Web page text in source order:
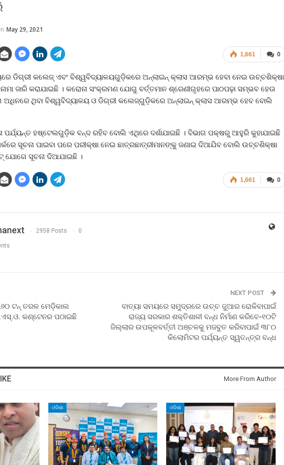
May 29, 2021
0
1,661
ଡିଗ୍ରୀ କଲେଜ୍‍ ଏବଂ ବିଶ୍ୱବିଦ୍ୟାଳୟଗୁଡ଼ିକରେ ଅନ୍‍ଲାଇନ୍‍ କ୍ଲାସ ଆରମ୍ଭ ହେବା ନେଇ ଉଚ୍ଚଶିକ୍ଷା
ଜାରି କରାଯାଇଛି । କରୋନା ସଂକ୍ରମଣ ଯୋଗୁ ବର୍ତ୍ତମାନ ଶ୍ରେଣୀଗୃହରେ ପାଠପଢ଼ା ସମ୍ଭବ ହେଉ
ଅଧିନରେ ଥିବା ବିଶ୍ୱବିଦ୍ୟାଳୟ ଓ ଡିଗ୍ରୀ କଲେଜ୍‍ଗୁଡ଼ିକରେ ଅନ୍‍ଲାଇନ୍‍ କ୍ଲାସ ଆରମ୍ଭ ହେବ ବୋଲି
ପର୍ଯ୍ୟନ୍ତ ହଷ୍ଟେଲଗୁଡ଼ିକ ବନ୍ଦ ରହିବ ବୋଲି ଏଥିରେ ଦର୍ଶାଯାଇଛି । ବିଭାଗ ପକ୍ଷରୁ ଆହୁରି କୁହାଯାଇଛି
ସୂଚନା ପାଇବା ପରେ ପରୀକ୍ଷା ନେଇ ଛାତ୍ରଛାତ୍ରୀମାନଙ୍କୁ ଜଣାଇ ଦିଆଯିବ ବୋଲି ଉଚ୍ଚଶିକ୍ଷା
ସୂଚନା ଦିଆଯାଇଛି ।
0
1,661
2958 Posts 0
ଟନ୍‌ ତରଳ ମେଡ଼ିକାଲ
କଣ୍ଟେନର ପଠାଇଛି
NEXT POST
ବାତ୍ୟା ସମୟରେ ସମୁଦ୍ରରେ ଉଚ୍ଚ ଜୁଆର ରୋକିବାପାଇଁ
ରାଜ୍ୟ ସରକାର ଶକ୍ତିଶାଳୀ ବନ୍ଧ ନିର୍ମାଣ କରିବେ-୧୦ଟି
ଜିଲ୍ଲାର ଉପକୂଳବର୍ତ୍ତୀ ଅଞ୍ଚଳକୁ ମଜବୁତ କରିବାପାଇଁ ୩୮୦
କିଲୋମିଟର ପର୍ଯ୍ୟନ୍ତ ସ୍ୱତନ୍ତ୍ର ବନ୍ଧ
More From Author
ଓଡିଶା ଓଡିଶା